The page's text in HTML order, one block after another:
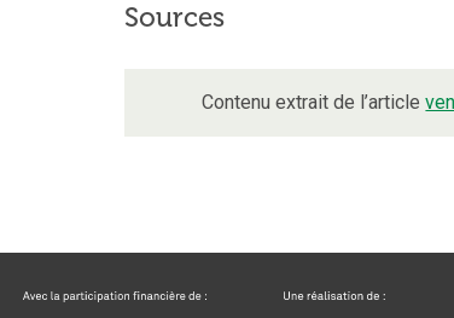
Sources
Contenu extrait de l’article